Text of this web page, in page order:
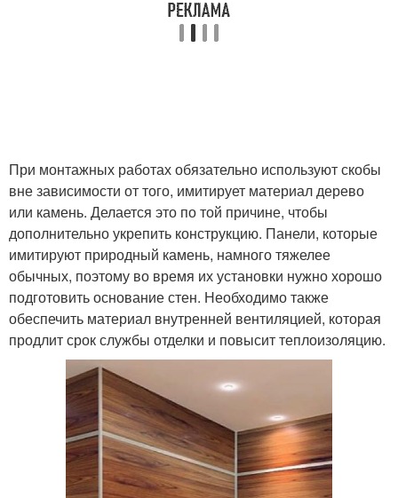
При монтажных работах обязательно используют скобы
вне зависимости от того, имитирует материал дерево
или камень. Делается это по той причине, чтобы
дополнительно укрепить конструкцию. Панели, которые
имитируют природный камень, намного тяжелее
обычных, поэтому во время их установки нужно хорошо
подготовить основание стен. Необходимо также
обеспечить материал внутренней вентиляцией, которая
продлит срок службы отделки и повысит теплоизоляцию.